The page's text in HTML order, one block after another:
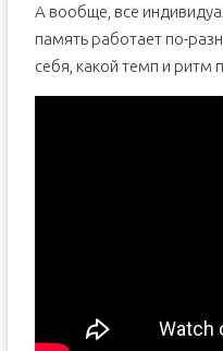
А вообще, все
память работает по-
себя, какой темп и ритм